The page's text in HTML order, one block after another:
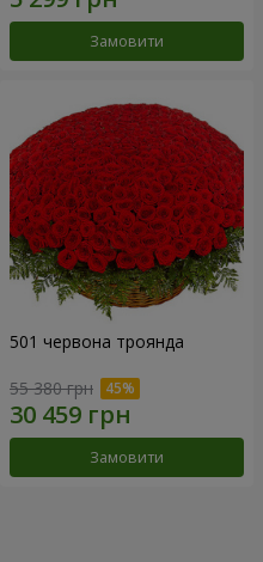
Замовити
501 червона троянда
55 380 грн
Замовити